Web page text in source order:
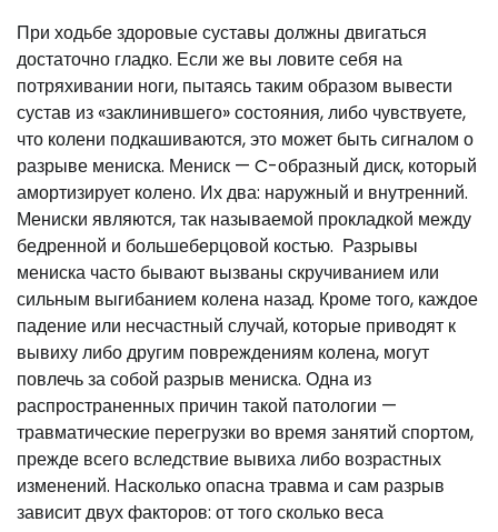
При ходьбе здоровые суставы должны двигаться
достаточно гладко. Если же вы ловите себя на
потряхивании ноги, пытаясь таким образом вывести
сустав из «заклинившего» состояния, либо чувствуете,
что колени подкашиваются, это может быть сигналом о
разрыве мениска. Мениск — C-образный диск, который
амортизирует колено. Их два: наружный и внутренний.
Мениски являются, так называемой прокладкой между
бедренной и большеберцовой костью. Разрывы
мениска часто бывают вызваны скручиванием или
сильным выгибанием колена назад. Кроме того, каждое
падение или несчастный случай, которые приводят к
вывиху либо другим повреждениям колена, могут
повлечь за собой разрыв мениска. Одна из
распространенных причин такой патологии —
травматические перегрузки во время занятий спортом,
прежде всего вследствие вывиха либо возрастных
изменений. Насколько опасна травма и сам разрыв
зависит двух факторов: от того сколько веса